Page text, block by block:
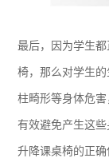
最后，因为学生
椅，那么对学生
柱畸形等身体危
有效避免产生这
升降课桌椅的正